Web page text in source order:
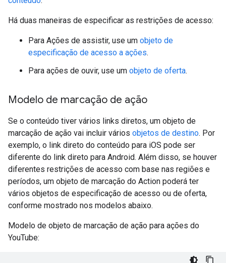
Há duas maneiras de especificar as restrições de acesso:
Para Ações de assistir, use um objeto de
especificação de acesso a ações.
Para ações de ouvir, use um objeto de oferta.
Modelo de marcação de ação
Se o conteúdo tiver vários links diretos, um objeto de
marcação de ação vai incluir vários objetos de destino. Por
exemplo, o link direto do conteúdo para iOS pode ser
diferente do link direto para Android. Além disso, se houver
diferentes restrições de acesso com base nas regiões e
períodos, um objeto de marcação do Action poderá ter
vários objetos de especificação de acesso ou de oferta,
conforme mostrado nos modelos abaixo.
Modelo de objeto de marcação de ação para ações do
YouTube: